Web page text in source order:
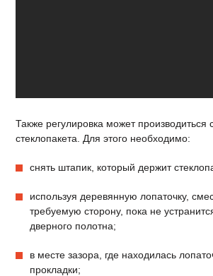
Также регулировка может
стеклопакета. Для этого необходимо:
снять штапик, который держит
используя деревянную лопаточку,
требуемую сторону, пока не
дверного полотна;
в месте зазора, где находилась
прокладки;